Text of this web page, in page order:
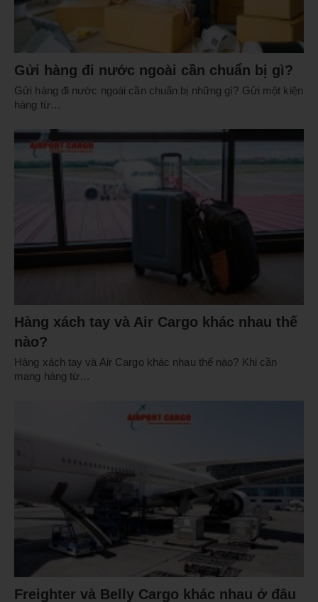
Gửi hàng đi nước ngoài cần chuẩn bị gì?
Gửi hàng đi nước ngoài cần chuẩn bị những gì? Gửi một kiện
hàng từ…
Hàng xách tay và Air Cargo khác nhau thế
nào?
Hàng xách tay và Air Cargo khác nhau thế nào? Khi cần
mang hàng từ…
Freighter và Belly Cargo khác nhau ở đâu